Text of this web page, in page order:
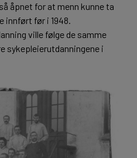
åpnet for at menn kunne ta
innført før i 1948.
ville følge de samme
sykepleierutdanningene i